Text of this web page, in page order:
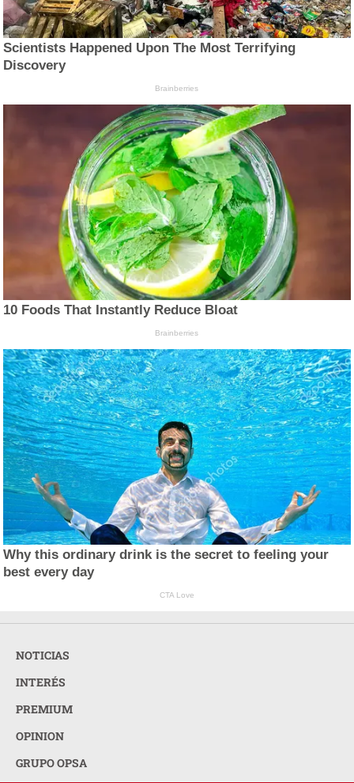
Scientists Happened Upon The Most Terrifying
Discovery
Brainberries
10 Foods That Instantly Reduce Bloat
Brainberries
Why this ordinary drink is the secret to feeling your
best every day
CTA Love
NOTICIAS
INTERÉS
PREMIUM
OPINION
GRUPO OPSA